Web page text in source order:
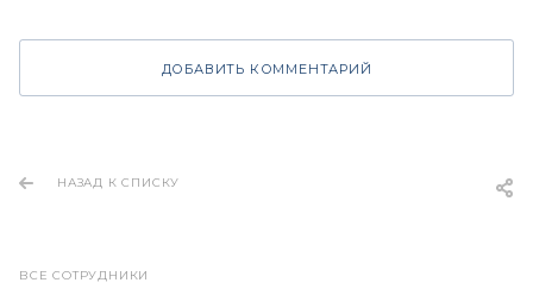
ДОБАВИТЬ КОММЕНТАРИЙ
НАЗАД К СПИСКУ
ВСЕ СОТРУДНИКИ